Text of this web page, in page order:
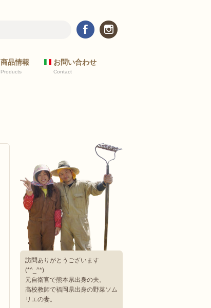
商品情報
Products
お問い合わせ
Contact
訪問ありがとうございます
(*^_^*)
元自衛官で熊本県出身の夫。
高校教師で福岡県出身の野菜ソム
リエの妻。